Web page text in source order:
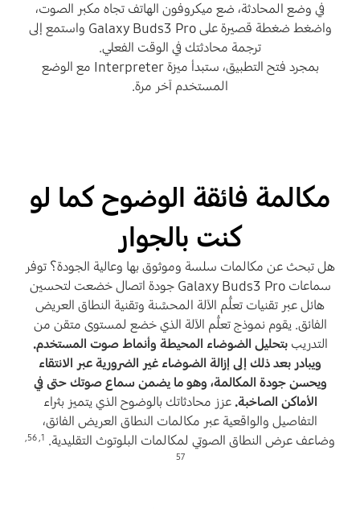
في وضع المحادثة، ضع ميكروفون الهاتف تجاه مكبر الصوت،
واضغط ضغطة قصيرة على Galaxy Buds3 Pro واستمع إلى
ترجمة محادثتك في الوقت الفعلي.
بمجرد فتح التطبيق، ستبدأ ميزة Interpreter مع الوضع
المستخدم آخر مرة.
مكالمة فائقة الوضوح كما لو
كنت بالجوار
هل تبحث عن مكالمات سلسة وموثوق بها وعالية الجودة؟ توفر
سماعات Galaxy Buds3 Pro جودة اتصال خضعت لتحسين
هائل عبر تقنيات تعلُّم الآلة المحسَّنة وتقنية النطاق العريض
الفائق. يقوم نموذج تعلُّم الآلة الذي خضع لمستوى متقن من
التدريببتحليل الضوضاء المحيطة وأنماط صوت المستخدم.
ويبادر بعد ذلك إلى إزالة الضوضاء غير الضرورية عبر الانتقاء
ويحسن جودة المكالمة، وهو ما يضمن سماع صوتك حتى في
الأماكن الصاخبة. عزز محادثاتك بالوضوح الذي يتميز بثراء
التفاصيل والواقعية عبر مكالمات النطاق العريض الفائق،
وضاعف عرض النطاق الصوتي لمكالمات البلوتوث التقليدية. 1
,
56
,
57